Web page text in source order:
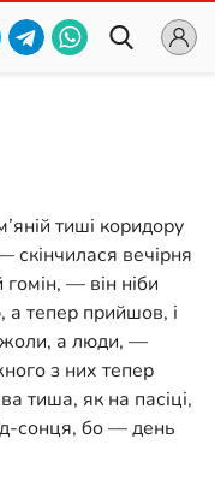
тиші коридору
скінчилася вечірня
гомін, — він ніби
а тепер прийшов, і
а люди, —
з них тепер
тиша, як на пасіці,
сонця, бо — день